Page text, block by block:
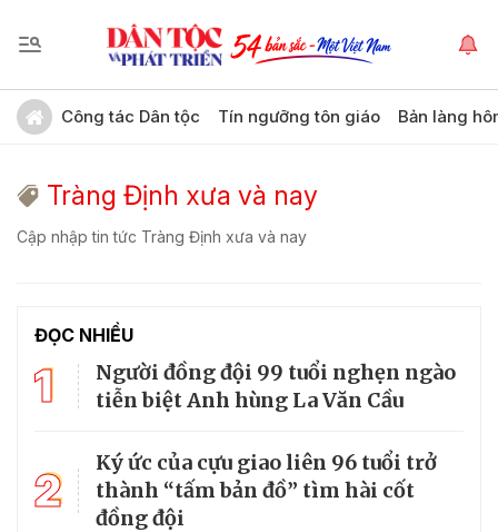
Công tác Dân tộc Tín ngưỡng tôn giáo Bản làng
Tràng Định xưa và nay
Cập nhập tin tức Tràng Định xưa và nay
ĐỌC NHIỀU
1
Người đồng đội 99 tuổi nghẹn ngào
tiễn biệt Anh hùng La Văn Cầu
2
Ký ức của cựu giao liên 96 tuổi trở
thành “tấm bản đồ” tìm hài cốt
đồng đội